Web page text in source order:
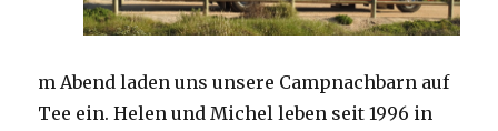
m Abend laden uns unsere Campnachbarn auf
Tee ein. Helen und Michel leben seit 1996 in